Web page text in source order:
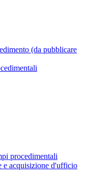
(da pubblicare
procedimentali
e acquisizione d'ufficio